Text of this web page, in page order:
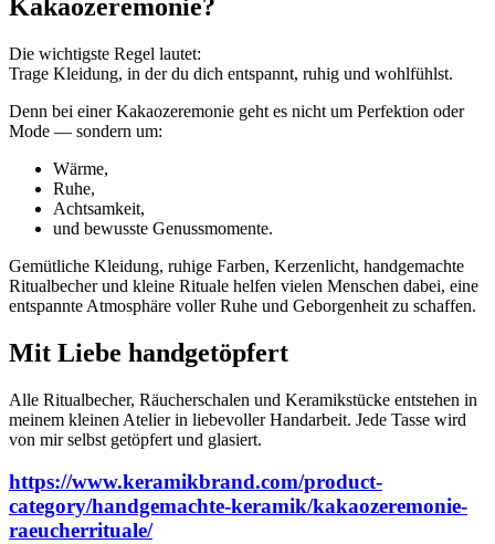
Kakaozeremonie?
Die wichtigste Regel lautet:
Trage Kleidung, in der du dich entspannt, ruhig und wohlfühlst.
Denn bei einer Kakaozeremonie geht es nicht um Perfektion oder
Mode — sondern um:
Wärme,
Ruhe,
Achtsamkeit,
und bewusste Genussmomente.
Gemütliche Kleidung, ruhige Farben, Kerzenlicht, handgemachte
Ritualbecher und kleine Rituale helfen vielen Menschen dabei, eine
entspannte Atmosphäre voller Ruhe und Geborgenheit zu schaffen.
Mit Liebe handgetöpfert
Alle Ritualbecher, Räucherschalen und Keramikstücke entstehen in
meinem kleinen Atelier in liebevoller Handarbeit. Jede Tasse wird
von mir selbst getöpfert und glasiert.
https://www.keramikbrand.com/product-
category/handgemachte-keramik/kakaozeremonie-
raeucherrituale/